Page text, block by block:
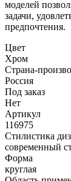
моделей
задачи,
предпочтения.
Цвет
Хром
Страна-
Россия
Под заказ
Нет
Артикул
116975
Стилистика
современный
Форма
круглая